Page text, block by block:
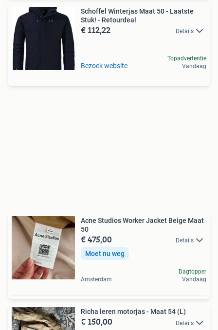
Schoffel Winterjas Maat 50 - Laatste
Stuk! - Retourdeal
€ 112,22 Details
Bezoek website
Topadvertentie
Vandaag
Acne Studios Worker Jacket Beige Maat
50
€ 475,00 Details
Moet nu weg
Amsterdam
Dagtopper
Vandaag
Richa leren motorjas - Maat 54 (L)
€ 150,00 Details